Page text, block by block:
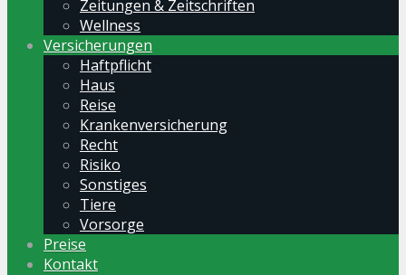
Zeitungen & Zeitschriften
Wellness
Versicherungen
Haftpflicht
Haus
Reise
Krankenversicherung
Recht
Risiko
Sonstiges
Tiere
Vorsorge
Preise
Kontakt